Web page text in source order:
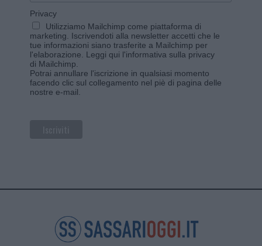
Privacy
Utilizziamo Mailchimp come piattaforma di
marketing. Iscrivendoti alla newsletter accetti che le
tue informazioni siano trasferite a Mailchimp per
l'elaborazione. Leggi qui l'informativa sulla privacy
di Mailchimp
Potrai annullare l'iscrizione in qualsiasi momento
facendo clic sul collegamento nel piè di pagina delle
nostre e-mail.